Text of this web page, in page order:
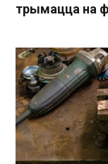
трымацца на